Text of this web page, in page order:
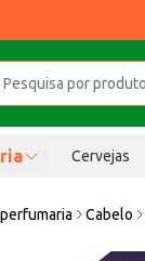
Cervejas
Cabelo